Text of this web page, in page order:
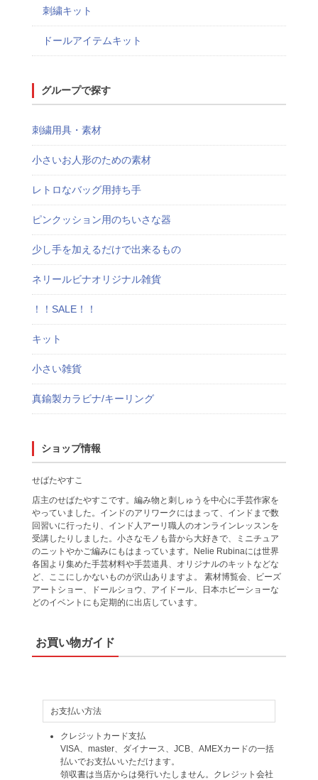
刺繍キット
ドールアイテムキット
グループで探す
刺繍用具・素材
小さいお人形のための素材
レトロなバッグ用持ち手
ピンクッション用のちいさな器
少し手を加えるだけで出来るもの
ネリールビナオリジナル雑貨
！！SALE！！
キット
小さい雑貨
真鍮製カラビナ/キーリング
ショップ情報
せばたやすこ
店主のせばたやすこです。編み物と刺しゅうを中心に手芸作家を
やっていました。インドのアリワークにはまって、インドまで数
回習いに行ったり、インド人アーリ職人のオンラインレッスンを
受講したりしました。小さなモノも昔から大好きで、ミニチュア
のニットやかご編みにもはまっています。Nelie Rubinaには世界
各国より集めた手芸材料や手芸道具、オリジナルのキットなどな
ど、ここにしかないものが沢山ありますよ。 素材博覧会、ビーズ
アートショー、ドールショウ、アイドール、日本ホビーショーな
どのイベントにも定期的に出店しています。
お買い物ガイド
お支払い方法
クレジットカード支払
VISA、master、ダイナース、JCB、AMEXカードの一括
払いでお支払いいただけます。
領収書は当店からは発行いたしません。クレジット会社